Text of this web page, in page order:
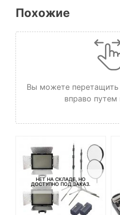
Похожие
Вы можете
вправо путем
НЕТ НА СКЛАДЕ, НО
ДОСТУПНО ПОД ЗАКАЗ.